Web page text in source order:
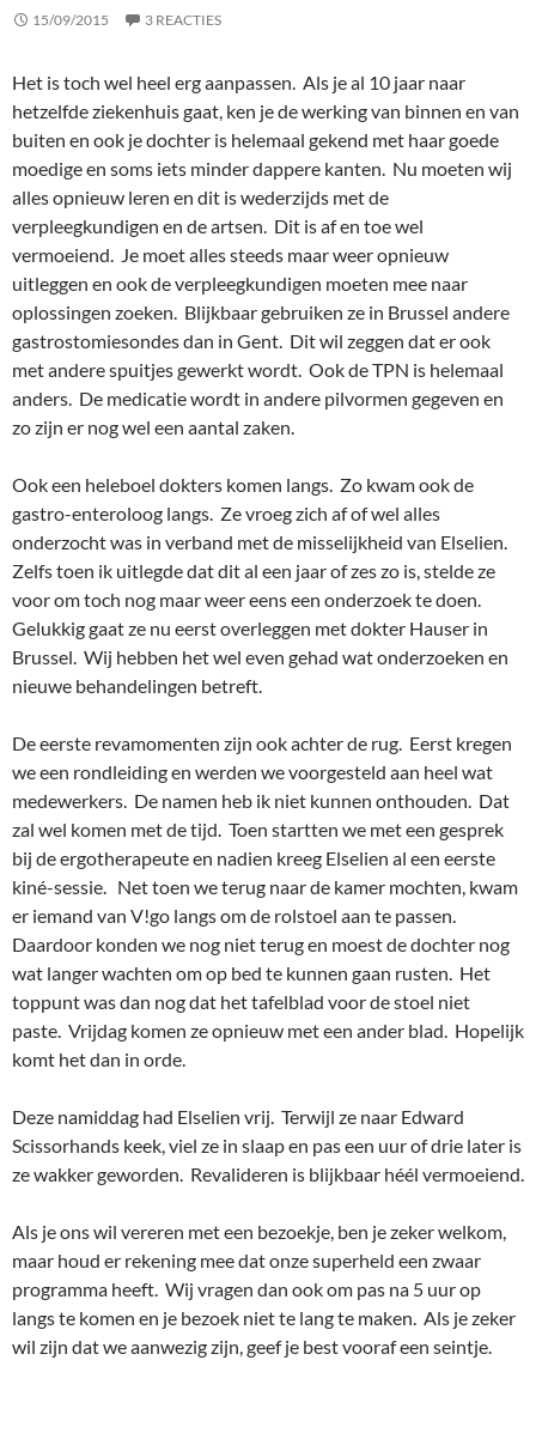
15/09/2015 3 REACTIES
Het is toch wel heel erg aanpassen. Als je al 10 jaar naar
hetzelfde ziekenhuis gaat, ken je de werking van binnen en van
buiten en ook je dochter is helemaal gekend met haar goede
moedige en soms iets minder dappere kanten. Nu moeten wij
alles opnieuw leren en dit is wederzijds met de
verpleegkundigen en de artsen. Dit is af en toe wel
vermoeiend. Je moet alles steeds maar weer opnieuw
uitleggen en ook de verpleegkundigen moeten mee naar
oplossingen zoeken. Blijkbaar gebruiken ze in Brussel andere
gastrostomiesondes dan in Gent. Dit wil zeggen dat er ook
met andere spuitjes gewerkt wordt. Ook de TPN is helemaal
anders. De medicatie wordt in andere pilvormen gegeven en
zo zijn er nog wel een aantal zaken.
Ook een heleboel dokters komen langs. Zo kwam ook de
gastro-enteroloog langs. Ze vroeg zich af of wel alles
onderzocht was in verband met de misselijkheid van Elselien.
Zelfs toen ik uitlegde dat dit al een jaar of zes zo is, stelde ze
voor om toch nog maar weer eens een onderzoek te doen.
Gelukkig gaat ze nu eerst overleggen met dokter Hauser in
Brussel. Wij hebben het wel even gehad wat onderzoeken en
nieuwe behandelingen betreft.
De eerste revamomenten zijn ook achter de rug. Eerst kregen
we een rondleiding en werden we voorgesteld aan heel wat
medewerkers. De namen heb ik niet kunnen onthouden. Dat
zal wel komen met de tijd. Toen startten we met een gesprek
bij de ergotherapeute en nadien kreeg Elselien al een eerste
kiné-sessie. Net toen we terug naar de kamer mochten, kwam
er iemand van V!go langs om de rolstoel aan te passen.
Daardoor konden we nog niet terug en moest de dochter nog
wat langer wachten om op bed te kunnen gaan rusten. Het
toppunt was dan nog dat het tafelblad voor de stoel niet
paste. Vrijdag komen ze opnieuw met een ander blad. Hopelijk
komt het dan in orde.
Deze namiddag had Elselien vrij. Terwijl ze naar Edward
Scissorhands keek, viel ze in slaap en pas een uur of drie later is
ze wakker geworden. Revalideren is blijkbaar héél vermoeiend.
Als je ons wil vereren met een bezoekje, ben je zeker welkom,
maar houd er rekening mee dat onze superheld een zwaar
programma heeft. Wij vragen dan ook om pas na 5 uur op
langs te komen en je bezoek niet te lang te maken. Als je zeker
wil zijn dat we aanwezig zijn, geef je best vooraf een seintje.